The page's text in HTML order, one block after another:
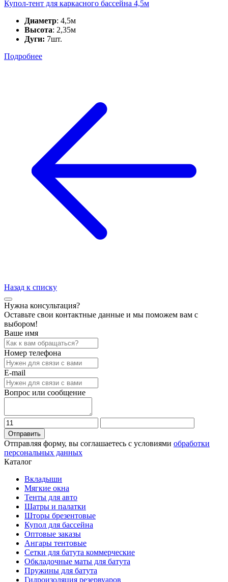
Купол-тент для каркасного бассейна 4,5м
Диаметр: 4,5м
Высота: 2,35м
Дуги: 7шт.
Подробнее
Назад к списку
Нужна консультация?
Оставьте свои контактные данные и мы поможем вам с
выбором!
Ваше имя
Номер телефона
E-mail
Вопрос или сообщение
Отправить
Отправляя форму, вы соглашаетесь с условиями обработки
персональных данных
Каталог
Вкладыши
Мягкие окна
Тенты для авто
Шатры и палатки
Шторы брезентовые
Купол для бассейна
Оптовые заказы
Ангары тентовые
Сетки для батута коммерческие
Обкладочные маты для батута
Пружины для батута
Гидроизоляция резервуаров